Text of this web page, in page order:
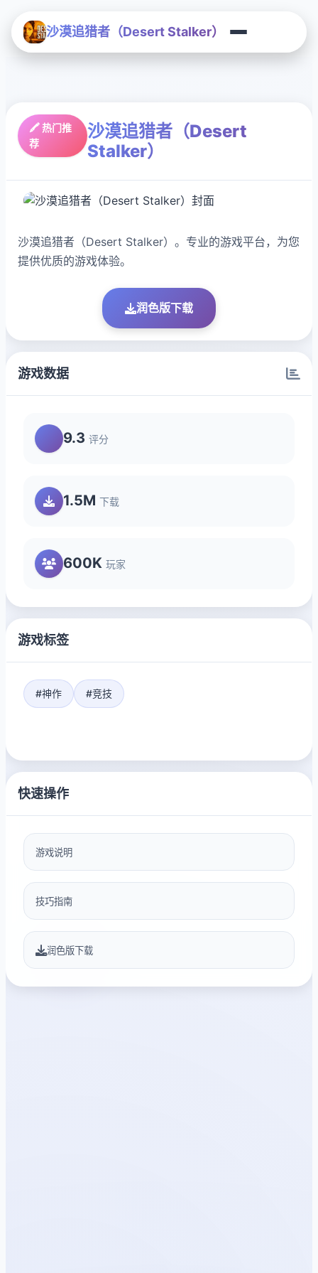
沙漠追猎者（Desert Stalker）
🖍️ 热门推
荐
沙漠追猎者（Desert
Stalker）
沙漠追猎者（Desert Stalker）。专业的游戏平台，为您
提供优质的游戏体验。
润色版下载
游戏数据
9.3 评分
1.5M 下载
600K 玩家
游戏标签
#神作 #竞技
快速操作
游戏说明
技巧指南
润色版下载